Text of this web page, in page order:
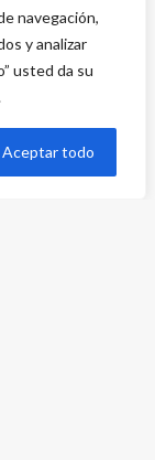
navegación,
y analizar
usted da su
Aceptar todo